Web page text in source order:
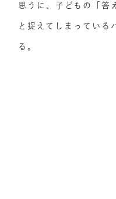
思うに、子どもの「答
と捉えてしまっている
る。